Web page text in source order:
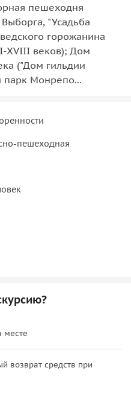
пешеходня
"Усадьба
горожанина
XVIII веков); Дом
("Дом гильдии
парк Монрепо...
пешеходная
месте
возврат средств при